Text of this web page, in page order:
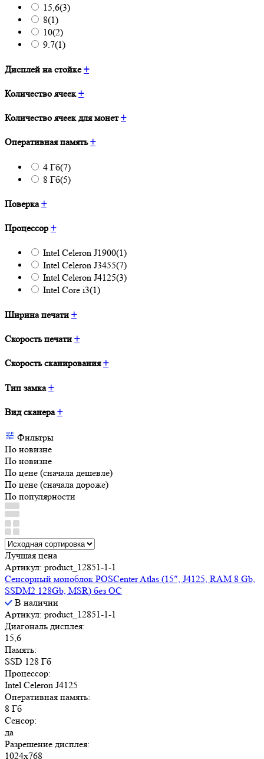
15,6(3)
8(1)
10(2)
9.7(1)
Дисплей на стойке+
Количество ячеек+
Количество ячеек для монет+
Оперативная память+
4 Гб(7)
8 Гб(5)
Поверка+
Процессор +
Intel Celeron J1900(1)
Intel Celeron J3455(7)
Intel Celeron J4125(3)
Intel Core i3(1)
Ширина печати +
Скорость печати +
Скорость сканирования+
Тип замка+
Вид сканера+
Фильтры
По новизне
По новизне
По цене (сначала дешевле)
По цене (сначала дороже)
По популярности
Лучшая цена
Артикул: product_12851-1-1
Сенсорный моноблок POSCenter Atlas (15″, J4125, RAM 8 Gb,
SSDM2 128Gb, MSR) без ОС
В наличии
Артикул: product_12851-1-1
Диагональ дисплея:
15,6
Память:
SSD 128 Гб
Процессор:
Intel Celeron J4125
Оперативная память:
8 Гб
Сенсор:
да
Разрешение дисплея:
1024x768